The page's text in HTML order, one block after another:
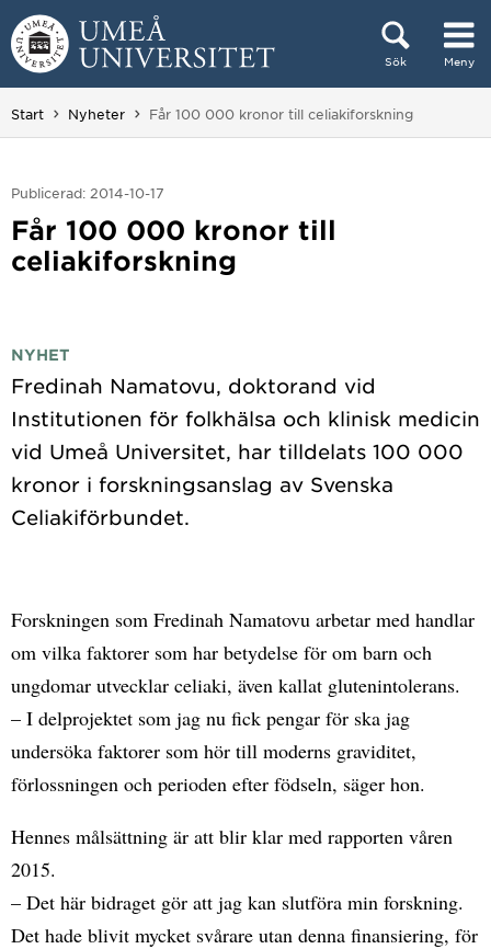
Hoppa direkt till innehållet
Sök Meny
Huvudmenyn dold.
Start Nyheter Du är här:
Får 100 000 kronor till celiakiforskning
Publicerad: 2014-10-17
Får 100 000 kronor till
celiakiforskning
NYHET
Fredinah Namatovu, doktorand vid
Institutionen för folkhälsa och klinisk medicin
vid Umeå Universitet, har tilldelats 100 000
kronor i forskningsanslag av Svenska
Forskningen som Fredinah Namatovu arbetar med handlar
om vilka faktorer som har betydelse för om barn och
ungdomar utvecklar celiaki, även kallat glutenintolerans.
– I delprojektet som jag nu fick pengar för ska jag
undersöka faktorer som hör till moderns graviditet,
förlossningen och perioden efter födseln, säger hon.
Hennes målsättning är att blir klar med rapporten våren
2015.
– Det här bidraget gör att jag kan slutföra min forskning.
Det hade blivit mycket svårare utan denna finansiering, för